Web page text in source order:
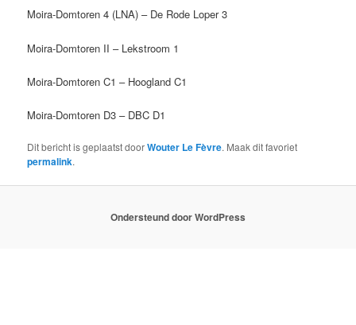
Moira-Domtoren 4 (LNA) – De Rode Loper 3
Moira-Domtoren II – Lekstroom 1
Moira-Domtoren C1 – Hoogland C1
Moira-Domtoren D3 – DBC D1
Dit bericht is geplaatst doorWouter Le Fèvre. Maak dit favoriet
permalink.
Ondersteund door WordPress